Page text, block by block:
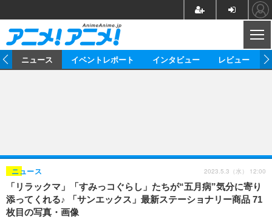
ゲーム グッズ
イベント
海外イベント ビジネス
俳優・タレント アーティスト
ビジネス
アニメ 実写
書評
動画
アニメ
連載・コラム
ニュース イベントレポート インタビュー レビュー
「リラックマ」「すみっコぐらし」たちが“五月病”気分に寄り
添ってくれる♪ 「サンエックス」最新ステーショナリー商品 71
枚目の写真・画像
ニュース 2023.5.3（水） 12:00